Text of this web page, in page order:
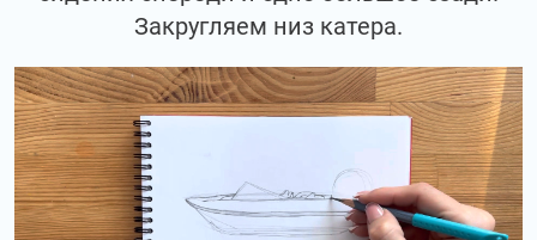
Закругляем низ катера.